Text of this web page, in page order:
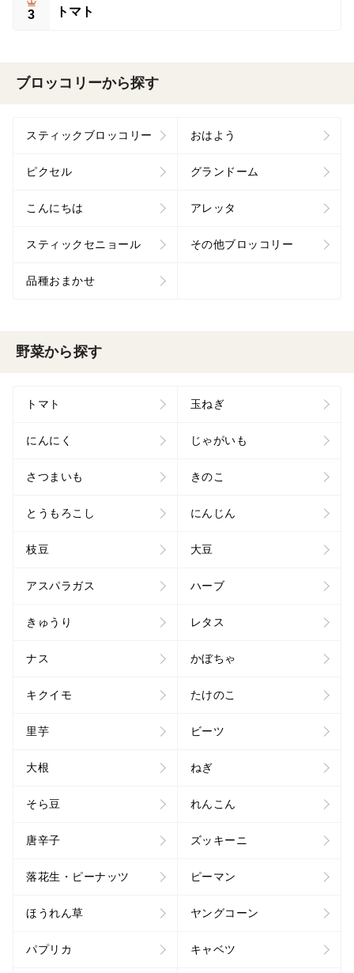
3 トマト
ブロッコリーから探す
スティックブロッコリー おはよう
ピクセル グランドーム
こんにちは アレッタ
スティックセニョール その他ブロッコリー
品種おまかせ
野菜から探す
トマト 玉ねぎ
にんにく じゃがいも
さつまいも きのこ
とうもろこし にんじん
枝豆 大豆
アスパラガス ハーブ
きゅうり レタス
ナス かぼちゃ
キクイモ たけのこ
里芋 ビーツ
大根 ねぎ
そら豆 れんこん
唐辛子 ズッキーニ
落花生・ピーナッツ ピーマン
ほうれん草 ヤングコーン
パプリカ キャベツ